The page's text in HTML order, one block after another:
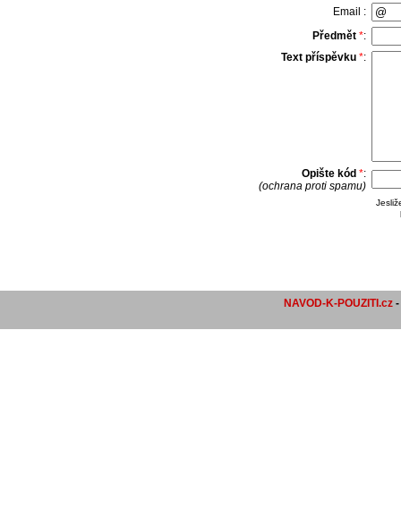
Email :
Předmět *:
Text příspěvku *:
Opište kód *:
(ochrana proti spamu)
NAVOD-K-POUZITI.cz